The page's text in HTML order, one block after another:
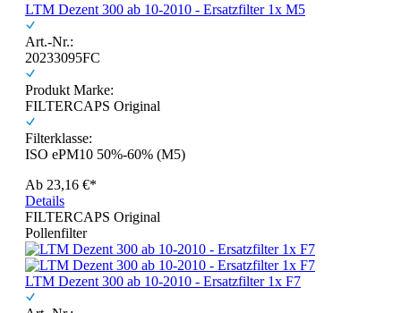
LTM Dezent 300 ab 10-2010 - Ersatzfilter 1x M5
Art.-Nr.:
20233095FC
Produkt Marke:
FILTERCAPS Original
Filterklasse:
ISO ePM10 50%-60% (M5)
Ab 23,16 €*
Details
FILTERCAPS Original
Pollenfilter
LTM Dezent 300 ab 10-2010 - Ersatzfilter 1x F7